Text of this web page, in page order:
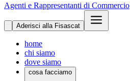
Agenti e Rappresentanti di Commercio
Aderisci alla Fisascat
home
chi siamo
dove siamo
cosa facciamo